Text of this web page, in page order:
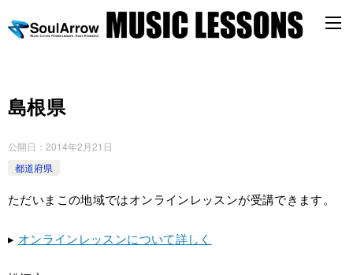
島根県
公開日： 2014年2月21日
都道府県
ただいまこの地域ではオンラインレッスンが受講できます。
▸ オンラインレッスンについて詳しく